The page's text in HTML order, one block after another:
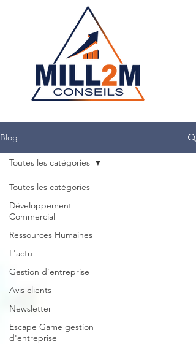
Blog
Toutes les catégories
Développement
Commercial
Ressources Humaines
L'actu
Gestion d'entreprise
Avis clients
Newsletter
Escape Game gestion
d'entreprise
Toutes les catégories